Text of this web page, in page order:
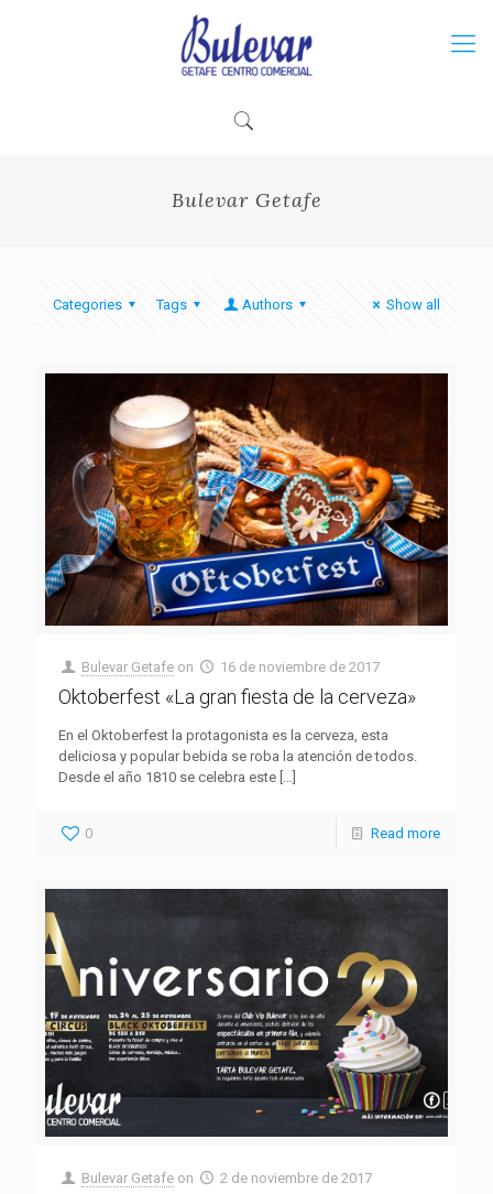
Bulevar Getafe
Categories Tags Authors Show all
Bulevar Getafe on 16 de noviembre de 2017
Oktoberfest «La gran fiesta de la cerveza»
En el Oktoberfest la protagonista es la cerveza, esta
deliciosa y popular bebida se roba la atención de todos.
Desde el año 1810 se celebra este […]
0 Read more
Bulevar Getafe on 2 de noviembre de 2017